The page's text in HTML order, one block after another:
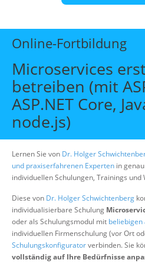
Start
Themen
Beratung
Individuelle
Offene Seminare
Über uns
Suche
Online-Fortbildung
Microservices
betreiben (mit
ASP.NET Core,
node.js)
Lernen Sie von Dr. Holger
und praxiserfahrenen Experten in
individuellen Schulungen, Trainings und
Diese von Dr. Holger Schwichtenberg
individualisierbare Schulung
oder als Schulungsmodul mit
individuellen Firmenschulung (vor Ort
Schulungskonfiguratorverbinden. Sie
vollständig auf Ihre Bedürfnisse